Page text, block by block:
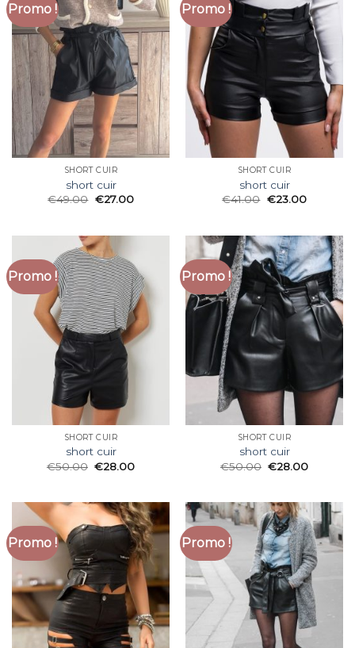
Promo !
SHORT CUIR
short cuir
€49.00 €27.00
Promo !
SHORT CUIR
short cuir
€41.00 €23.00
Promo !
SHORT CUIR
short cuir
€50.00 €28.00
Promo !
SHORT CUIR
short cuir
€50.00 €28.00
Promo ! Promo !